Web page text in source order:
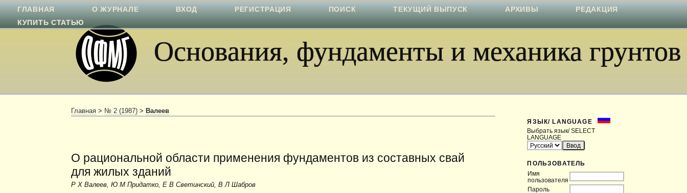
Основания, фундаменты и механика грунтов
ЯЗЫК/ LANGUAGE
Выбрать язык/ SELECT
LANGUAGE
ПОЛЬЗОВАТЕЛЬ
Имя
пользователя
Пароль
ГЛАВНАЯ О ЖУРНАЛЕ ВХОД РЕГИСТРАЦИЯ ПОИСК ТЕКУЩИЙ ВЫПУСК АРХИВЫ
РЕДАКЦИЯ
КУПИТЬ СТАТЬЮ
Главная > № 2 (1987) > Валеев
О рациональной области применения фундаментов из составных свай
для жилых зданий
Р Х Валеев, Ю М Придатко, Е В Светинский, В Л Шабров